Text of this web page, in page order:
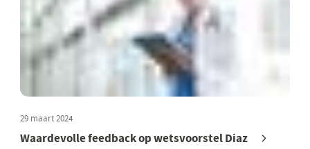
29 maart 2024
Waardevolle feedback op wetsvoorstel Diaz